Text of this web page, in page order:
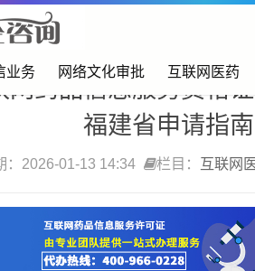
业务 网络文化审批 互联网医药
网药品信息服务资格
福建省申请指南
：2026-01-13 14:34 栏目： 互联网